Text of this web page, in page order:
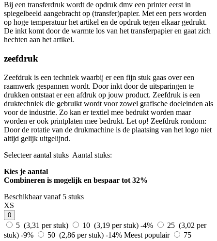
Bij een transferdruk wordt de opdruk dmv een printer eerst in
spiegelbeeld aangebracht op (transfer)papier. Met een pers worden
op hoge temperatuur het artikel en de opdruk tegen elkaar gedrukt.
De inkt komt door de warmte los van het transferpapier en gaat zich
hechten aan het artikel.
zeefdruk
Zeefdruk is een techniek waarbij er een fijn stuk gaas over een
raamwerk gespannen wordt. Door inkt door de uitsparingen te
drukken ontstaat er een afdruk op jouw product. Zeefdruk is een
druktechniek die gebruikt wordt voor zowel grafische doeleinden als
voor de industrie. Zo kan er textiel mee bedrukt worden maar
worden er ook printplaten mee bedrukt. Let op! Zeefdruk rondom:
Door de rotatie van de drukmachine is de plaatsing van het logo niet
altijd gelijk uitgelijnd.
Selecteer aantal stuks Aantal stuks:
Kies je aantal
Combineren is mogelijk en bespaar tot 32%
Beschikbaar vanaf 5 stuks
XS
0
5 (3,31 per stuk) 10 (3,19 per stuk) -4%
25 (3,02 per
stuk) -9% 50 (2,86 per stuk) -14% Meest populair
75